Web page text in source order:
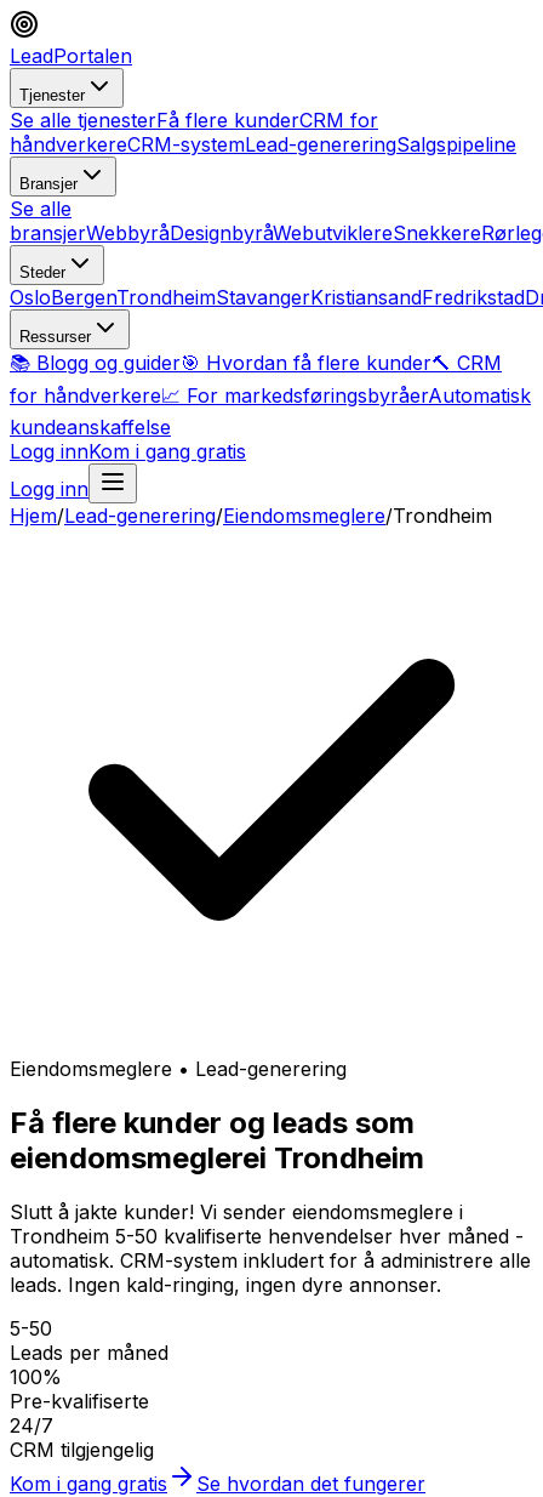
LeadPortalen
Tjenester
Se alle tjenesterFå flere kunderCRM for
håndverkereCRM-systemLead-genereringSalgspipeline
Bransjer
Se alle
bransjerWebbyråDesignbyråWebutviklereSnekkere
Steder
OsloBergenTrondheimStavangerKristiansandFredrikstad
Ressurser
📚 Blogg og guider🎯 Hvordan få flere kunder🔨 CRM
for håndverkere📈 For markedsføringsbyråerAutomatisk
kundeanskaffelse
Logg innKom i gang gratis
Logg inn
Hjem/Lead-generering/Eiendomsmeglere/Trondheim
Eiendomsmeglere • Lead-generering
Få flere kunder og leads som
eiendomsmeglerei Trondheim
Slutt å jakte kunder! Vi sender eiendomsmeglere i
Trondheim 5-50 kvalifiserte henvendelser hver måned -
automatisk. CRM-system inkludert for å administrere alle
leads. Ingen kald-ringing, ingen dyre annonser.
5-50
Leads per måned
100%
Pre-kvalifiserte
24/7
CRM tilgjengelig
Kom i gang gratis
Se hvordan det fungerer